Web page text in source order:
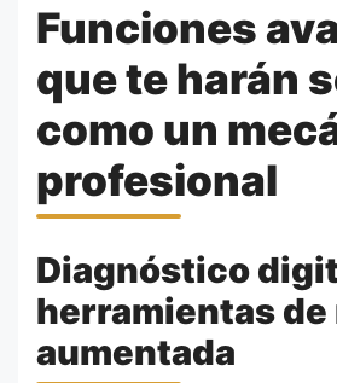
Funciones
que te harán
como un
profesional
Diagnóstico
herramientas de
aumentada